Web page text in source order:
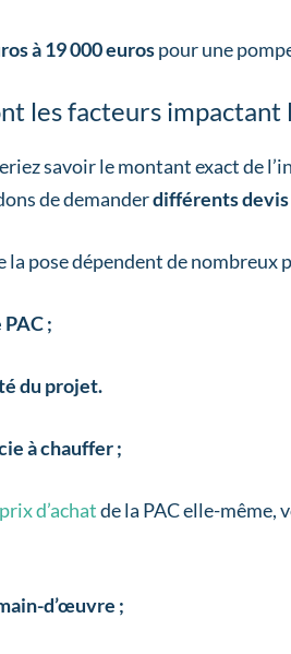
à 19 000 eurospour une
les facteurs impactant
savoir le montant exact de
de demanderdifférents devis
la pose dépendent de nombreux
;
du projet.
à chauffer ;
prix d’achatde la PAC elle-même,
d’œuvre ;